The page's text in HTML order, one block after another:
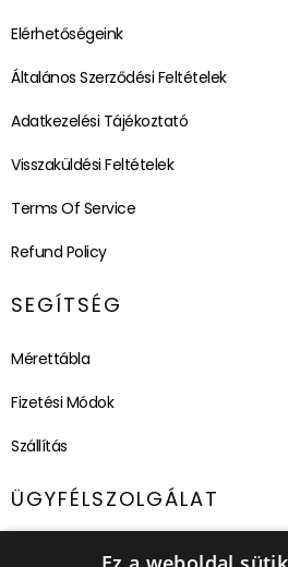
Elérhetőségeink
Általános Szerződési Feltételek
Adatkezelési Tájékoztató
Visszaküldési Feltételek
Terms Of Service
Refund Policy
SEGÍTSÉG
Mérettábla
Fizetési Módok
Szállítás
ÜGYFÉLSZOLGÁLAT
ugyfelszolgalat@capland.hu